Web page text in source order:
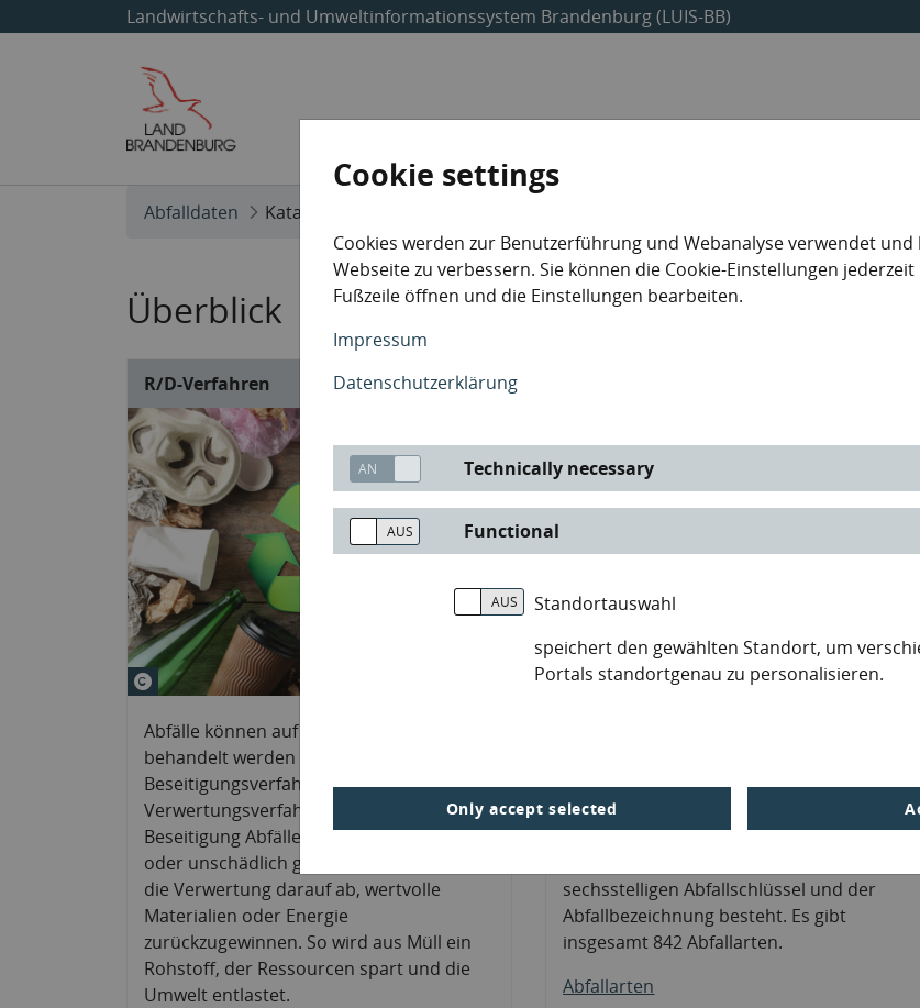
Landwirtschafts- und Umweltinformationssystem Brandenburg (LUIS-BB)
Abfalldaten Kataloge
Überblick
R/D-Verfahren
© New Africa&#047;stock.adobe
Abfälle können auf unterschiedliche Weise
behandelt werden – durch
Beseitigungsverfahren oder
Verwertungsverfahren. Während bei der
Beseitigung Abfälle dauerhaft entfernt
oder unschädlich gemacht werden, zielt
die Verwertung darauf ab, wertvolle
Materialien oder Energie
zurückzugewinnen. So wird aus Müll ein
Rohstoff, der Ressourcen spart und die
Umwelt entlastet.
© Justlight&#047;stock.adobe
Abfallarten erforderlich. Ein Abfall wird
entsprechend den Vorgaben der
Abfallverzeichnisverordnung (AVV) einer
sechsstelligen Abfallschlüssel und der
Abfallbezeichnung besteht. Es gibt
insgesamt 842 Abfallarten.
Abfallarten
Cookie settings
Cookies werden zur Benutzerführung und Webanalyse verwendet und
Webseite zu verbessern. Sie können die Cookie-Einstellungen
Fußzeile öffnen und die Einstellungen bearbeiten.
Impressum
Datenschutzerklärung
Technically necessary
Functional
Standortauswahl
speichert den gewählten Standort, um
Portals standortgenau zu personalisieren.
Only accept selected